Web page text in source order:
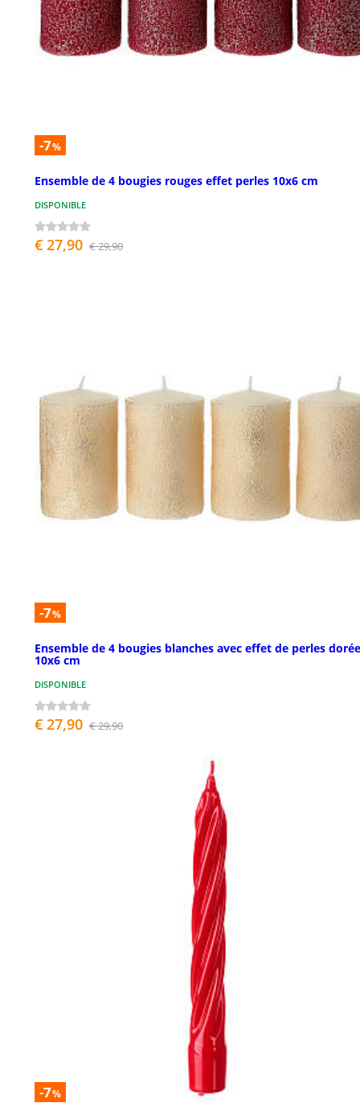
-7%
Ensemble de 4 bougies rouges effet perles 10x6 cm
DISPONIBLE
€ 27,90 € 29,90
-7%
Ensemble de 4 bougies blanches avec effet de perles
10x6 cm
DISPONIBLE
€ 27,90 € 29,90
-7%